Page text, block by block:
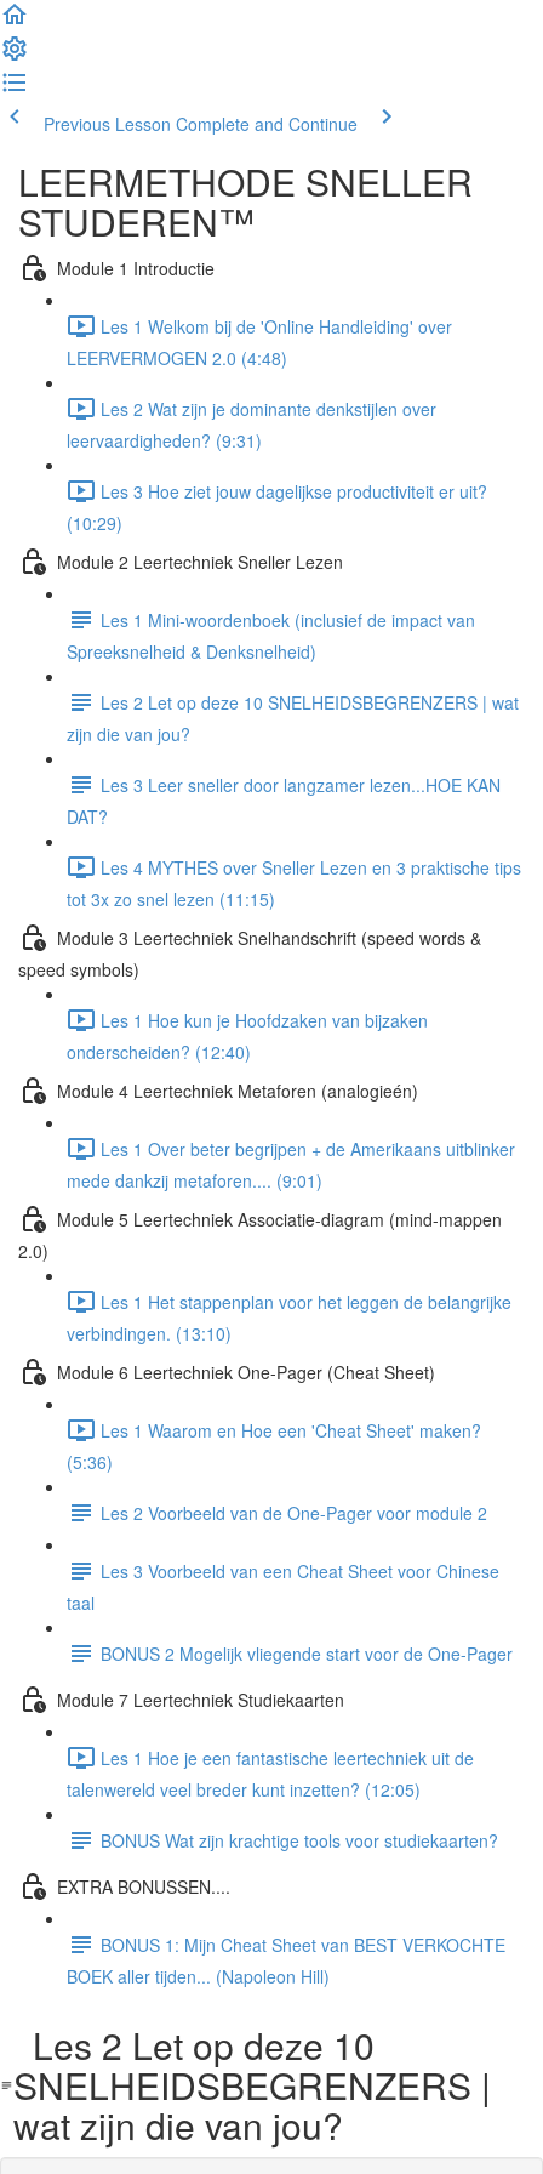
Previous Lesson Complete and Continue
LEERMETHODE SNELLER
STUDEREN™
Module 1 Introductie
Les 1 Welkom bij de 'Online Handleiding' over
LEERVERMOGEN 2.0 (4:48)
Les 2 Wat zijn je dominante denkstijlen over
leervaardigheden? (9:31)
Les 3 Hoe ziet jouw dagelijkse productiviteit er uit?
(10:29)
Module 2 Leertechniek Sneller Lezen
Les 1 Mini-woordenboek (inclusief de impact van
Spreeksnelheid & Denksnelheid)
Les 2 Let op deze 10 SNELHEIDSBEGRENZERS | wat
zijn die van jou?
Les 3 Leer sneller door langzamer lezen...HOE KAN
DAT?
Les 4 MYTHES over Sneller Lezen en 3 praktische tips
tot 3x zo snel lezen (11:15)
Module 3 Leertechniek Snelhandschrift (speed words &
speed symbols)
Les 1 Hoe kun je Hoofdzaken van bijzaken
onderscheiden? (12:40)
Module 4 Leertechniek Metaforen (analogieén)
Les 1 Over beter begrijpen + de Amerikaans uitblinker
mede dankzij metaforen.... (9:01)
Module 5 Leertechniek Associatie-diagram (mind-mappen
2.0)
Les 1 Het stappenplan voor het leggen de belangrijke
verbindingen. (13:10)
Module 6 Leertechniek One-Pager (Cheat Sheet)
Les 1 Waarom en Hoe een 'Cheat Sheet' maken?
(5:36)
Les 2 Voorbeeld van de One-Pager voor module 2
Les 3 Voorbeeld van een Cheat Sheet voor Chinese
taal
BONUS 2 Mogelijk vliegende start voor de One-Pager
Module 7 Leertechniek Studiekaarten
Les 1 Hoe je een fantastische leertechniek uit de
talenwereld veel breder kunt inzetten? (12:05)
BONUS Wat zijn krachtige tools voor studiekaarten?
EXTRA BONUSSEN....
BONUS 1: Mijn Cheat Sheet van BEST VERKOCHTE
BOEK aller tijden... (Napoleon Hill)
Les 2 Let op deze 10
SNELHEIDSBEGRENZERS |
wat zijn die van jou?